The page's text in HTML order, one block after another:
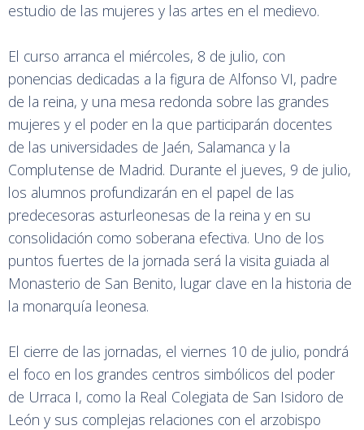
estudio de las mujeres y las artes en el medievo.
El curso arranca el miércoles, 8 de julio, con
ponencias dedicadas a la figura de Alfonso VI, padre
de la reina, y una mesa redonda sobre las grandes
mujeres y el poder en la que participarán docentes
de las universidades de Jaén, Salamanca y la
Complutense de Madrid. Durante el jueves, 9 de julio,
los alumnos profundizarán en el papel de las
predecesoras asturleonesas de la reina y en su
consolidación como soberana efectiva. Uno de los
puntos fuertes de la jornada será la visita guiada al
Monasterio de San Benito, lugar clave en la historia de
la monarquía leonesa.
El cierre de las jornadas, el viernes 10 de julio, pondrá
el foco en los grandes centros simbólicos del poder
de Urraca I, como la Real Colegiata de San Isidoro de
León y sus complejas relaciones con el arzobispo